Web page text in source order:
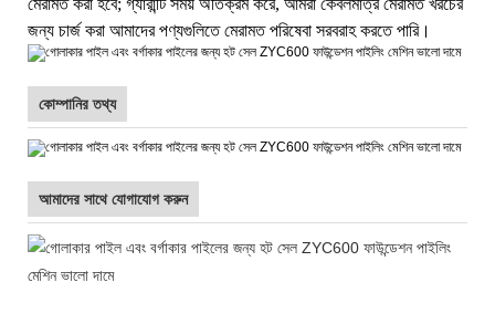
জন্য চার্জ করা আমাদের পণ্যগুলিতে মেরামত পরিষেবা সরবরাহ করতে পারি।
কোম্পানির তথ্য
আমাদের সাথে যোগাযোগ করুন